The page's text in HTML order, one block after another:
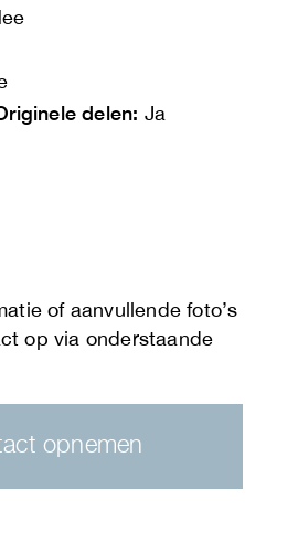
delen: Ja
opnemen